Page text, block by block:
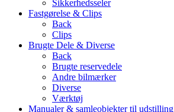
Sikkerhedsseler
Fastgørelse & Clips
Back
Clips
Brugte Dele & Diverse
Back
Brugte reservedele
Andre bilmærker
Diverse
Værktøj
Manualer & samleobjekter til udstilling